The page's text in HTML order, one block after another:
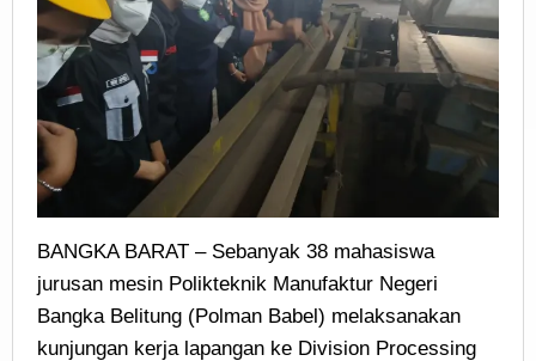
BANGKA BARAT – Sebanyak 38 mahasiswa
jurusan mesin Polikteknik Manufaktur Negeri
Bangka Belitung (Polman Babel) melaksanakan
kunjungan kerja lapangan ke Division Processing